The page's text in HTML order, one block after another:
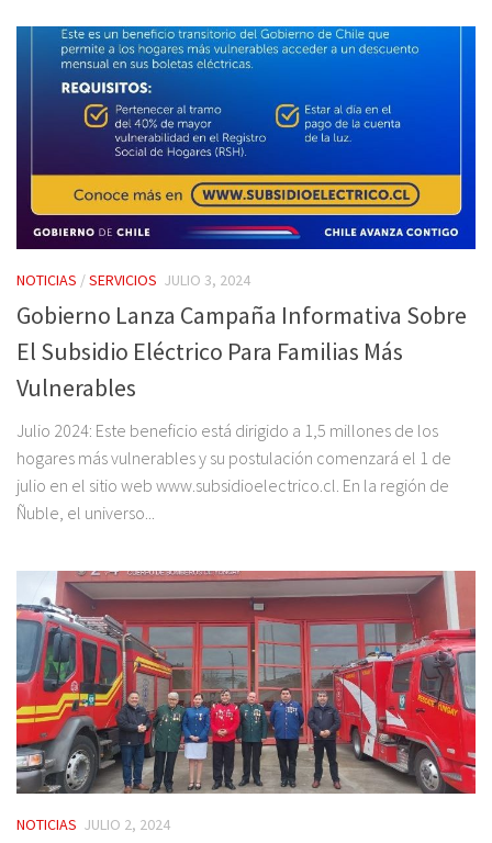
NOTICIAS /SERVICIOS JULIO 3, 2024
Gobierno Lanza Campaña Informativa Sobre
El Subsidio Eléctrico Para Familias Más
Vulnerables
Julio 2024: Este beneficio está dirigido a 1,5 millones de los
hogares más vulnerables y su postulación comenzará el 1 de
julio en el sitio web www.subsidioelectrico.cl. En la región de
Ñuble, el universo...
NOTICIAS JULIO 2, 2024